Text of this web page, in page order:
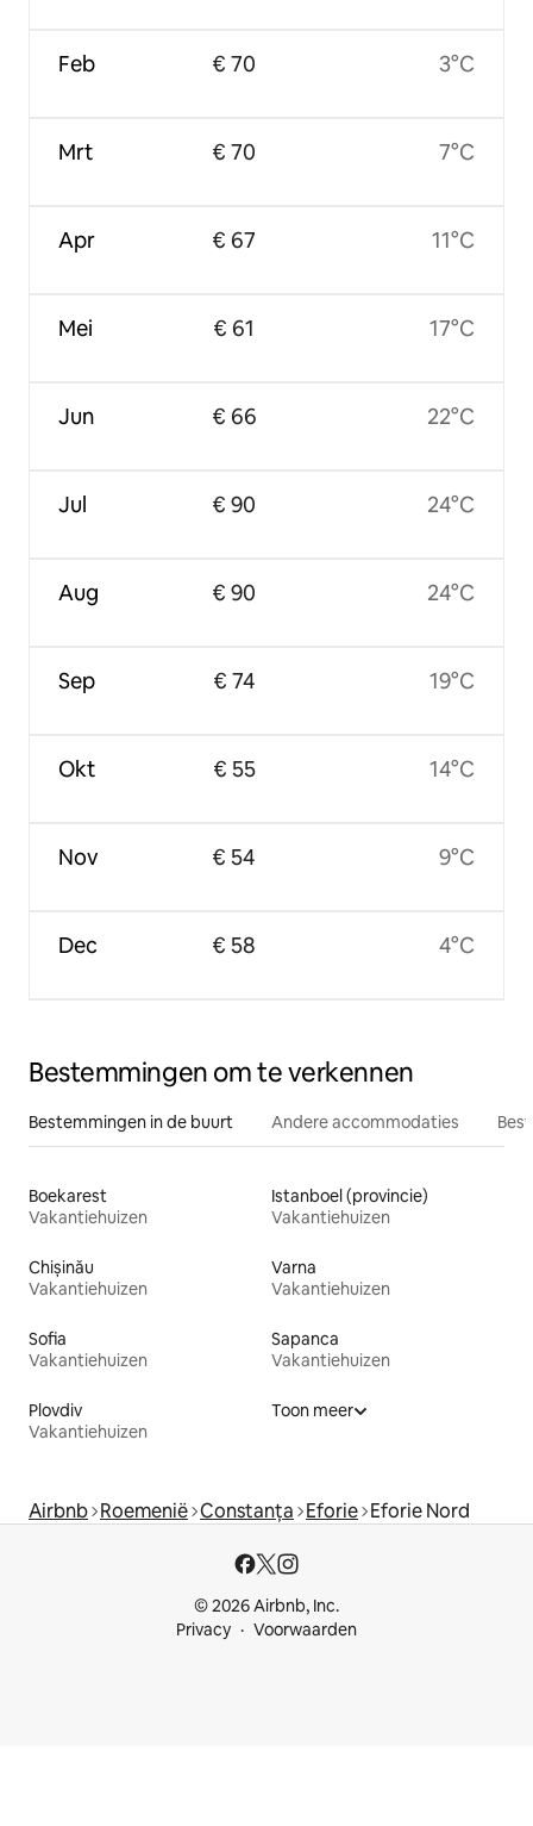
Feb
Mrt
Apr
Mei
Jun
Jul
Aug
Sep
Okt
Nov
Dec
€ 70
€ 70
€ 67
€ 61
€ 66
€ 90
€ 90
€ 74
€ 55
€ 54
€ 58
3°C
7°C
11°C
17°C
22°C
24°C
24°C
19°C
14°C
9°C
4°C
Bestemmingen om te verkennen
Bestemmingen in de buurt Andere accommodaties
Boekarest
Vakantiehuizen
Istanboel (provincie)
Vakantiehuizen
Chișinău
Vakantiehuizen
Varna
Vakantiehuizen
Sofia
Vakantiehuizen
Sapanca
Vakantiehuizen
Plovdiv
Vakantiehuizen
Toon meer
Airbnb Roemenië Constanța Eforie Eforie Nord
© 2026 Airbnb, Inc.
Privacy
Voorwaarden